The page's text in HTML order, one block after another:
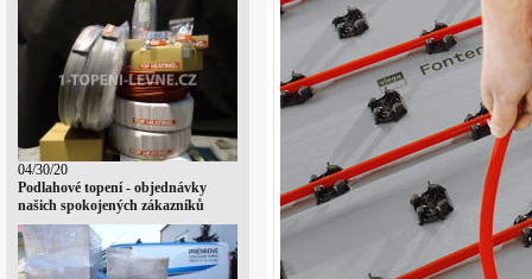
04/30/20
Podlahové topení - objednávky
našich spokojených zákazníků